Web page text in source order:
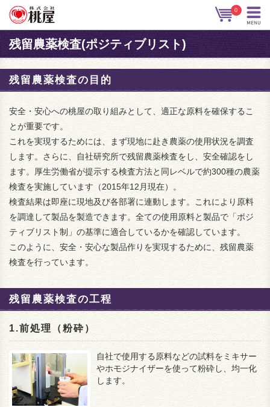
0
残留農薬検査(ポジティブリスト)
残留農薬検査の目的
安全・安心への桃屋の取り組みとして、適正な原料を確保するこ
とが重要です。
これを実現するためには、まず現地に赴き農薬の使用状況を調査
します。さらに、自社研究所で残留農薬検査をし、安全確認をし
ます。厚生労働省が提示する検査方法と同レベルで約300種の農薬
検査を実施しています（2015年12月現在）。
検査結果は即座に現地及び各部署に連動します。これにより原料
を調達して製品を製造できます。全ての使用原料と製品で「ポジ
ティブリスト制」の基準に適合しているかを確認しています。
このように、安全・安心な製品作りを実現するために、残留農薬
検査を行っています。
残留農薬検査の工程
1.前処理（粉砕）
自社で使用する原料などの試料をミキサー
やホモジナイザーを使って粉砕し、均一化
します。